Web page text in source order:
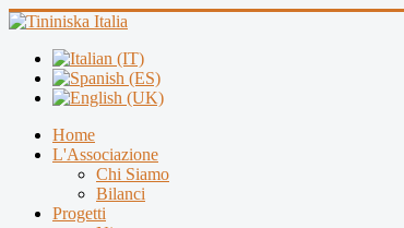
Home
L'Associazione
Chi Siamo
Bilanci
Progetti